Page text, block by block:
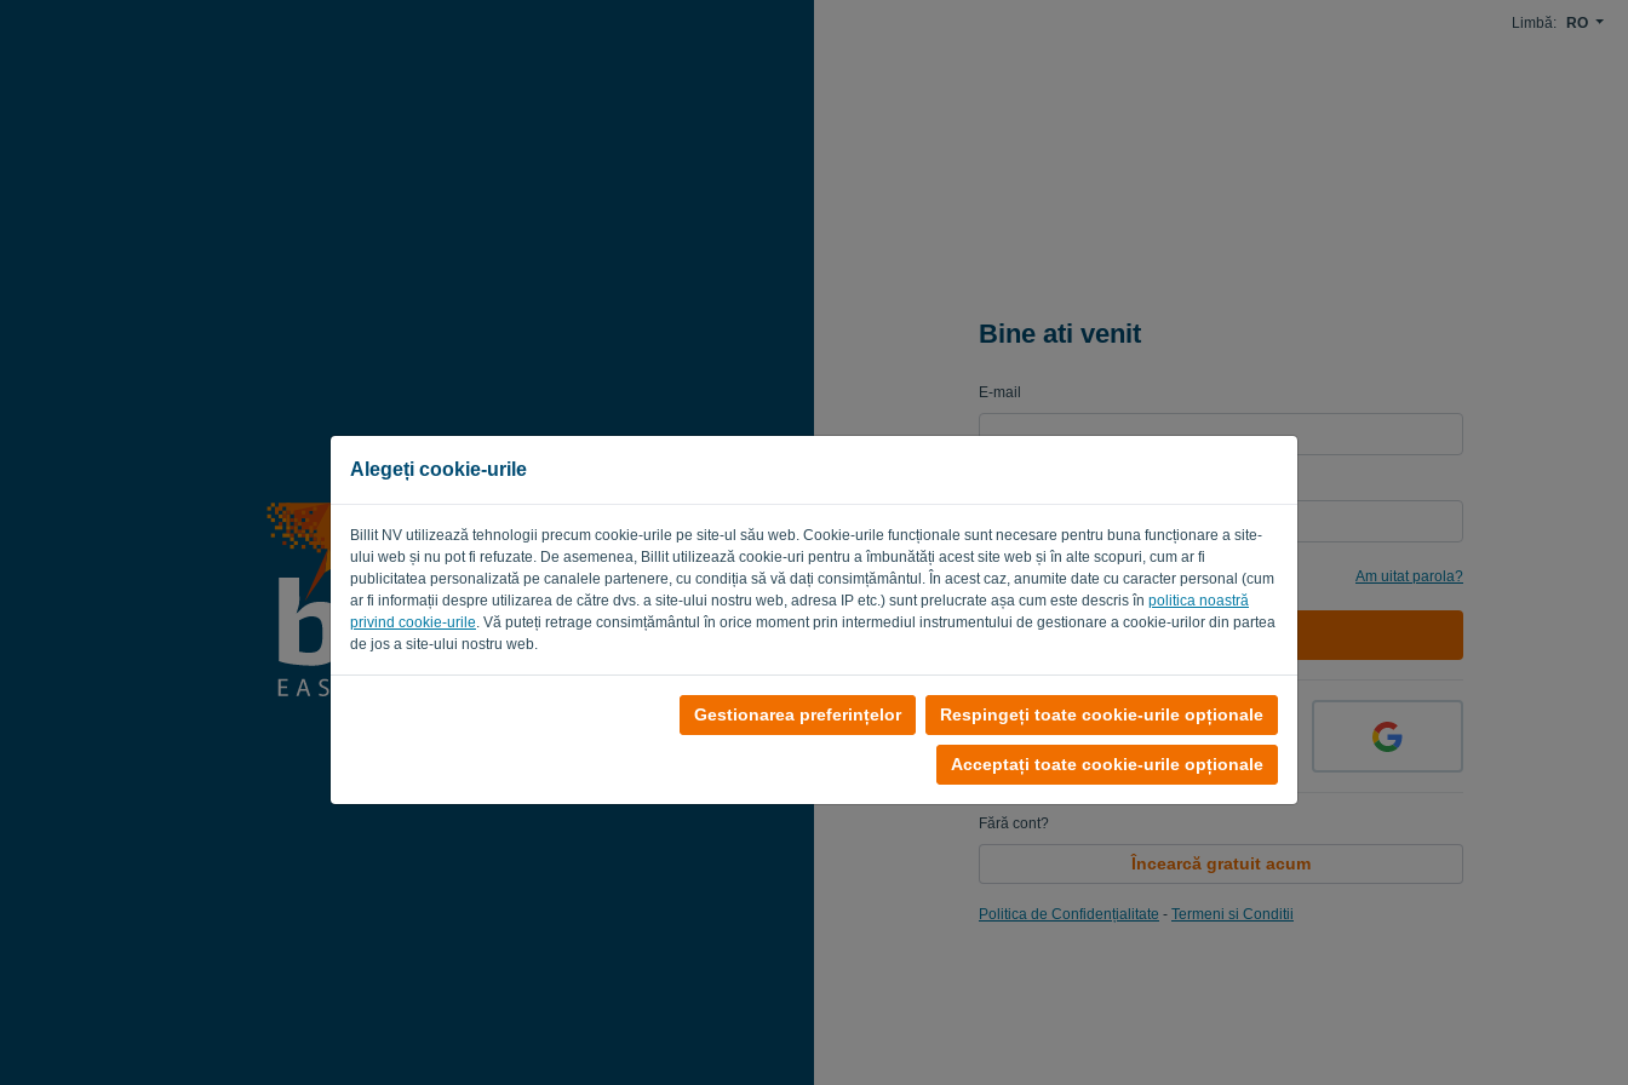
Alegeți cookie-urile
Billit NV utilizează tehnologii precum cookie-urile pe site-ul său web. Cookie-urile funcționale sunt necesare pentru buna funcționare a site-
ului web și nu pot fi refuzate. De asemenea, Billit utilizează cookie-uri pentru a îmbunătăți acest site web și în alte scopuri, cum ar fi
publicitatea personalizată pe canalele partenere, cu condiția să vă dați consimțământul. În acest caz, anumite date cu caracter personal (cum
ar fi informații despre utilizarea de către dvs. a site-ului nostru web, adresa IP etc.) sunt prelucrate așa cum este descris în politica noastră
privind cookie-urile. Vă puteți retrage consimțământul în orice moment prin intermediul instrumentului de gestionare a cookie-urilor din partea
de jos a site-ului nostru web.
Gestionarea preferințelor Respingeți toate cookie-urile opționale
Acceptați toate cookie-urile opționale
Limbă: RO
Bine ati venit
E-mail
Amintește-mi Am uitat parola?
AUTENTIFICARE
Fără cont?
Încearcă gratuit acum
Politica de Confidențialitate - Termeni si Conditii